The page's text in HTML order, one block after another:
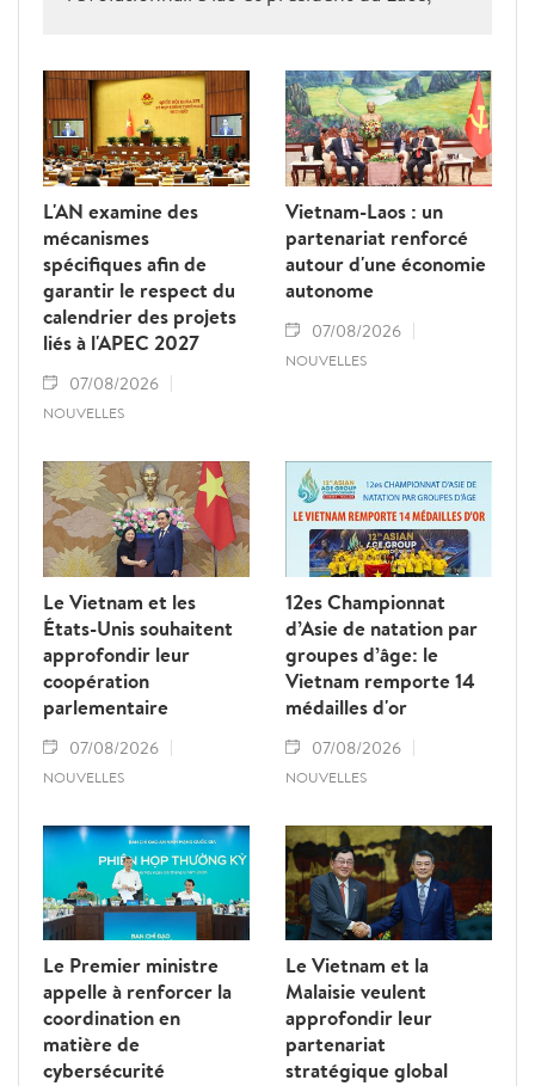
parties ont réaffirmé leur volonté de
renforcer une coopération politico-militaire
étroite et efficace.
L'AN examine des
mécanismes
spécifiques afin de
garantir le respect du
calendrier des projets
liés à l'APEC 2027
07/08/2026
NOUVELLES
Vietnam-Laos : un
partenariat renforcé
autour d'une économie
autonome
07/08/2026
NOUVELLES
Le Vietnam et les
États-Unis souhaitent
approfondir leur
coopération
parlementaire
07/08/2026
NOUVELLES
12es Championnat
d’Asie de natation par
groupes d’âge: le
Vietnam remporte 14
médailles d'or
07/08/2026
NOUVELLES
Le Premier ministre
appelle à renforcer la
coordination en
matière de
cybersécurité
Le Vietnam et la
Malaisie veulent
approfondir leur
partenariat
stratégique global